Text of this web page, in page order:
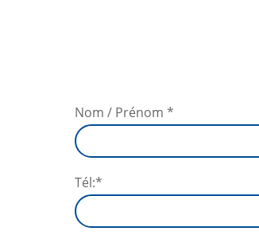
Nom / Prénom *
Tél:*